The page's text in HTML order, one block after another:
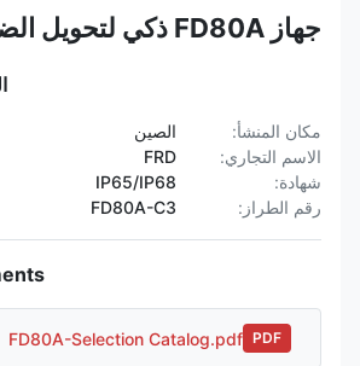
جهاز FD80A ذكي لتحويل الضغط
مكان المنشأ:
الصين
الاسم التجاري:
شهادة:
IP65/IP68
رقم الطراز:
FD80A-C3
FD80A-Selection Catalog.pdf